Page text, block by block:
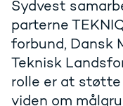
Sydvest
parterne
forbund, Dansk
Teknisk
rolle er at
viden om